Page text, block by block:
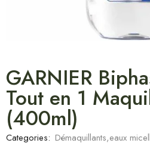
GARNIER
Tout en 1
(400ml)
Categories: Démaquillants,eaux